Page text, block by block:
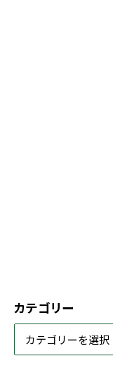
カテゴリー